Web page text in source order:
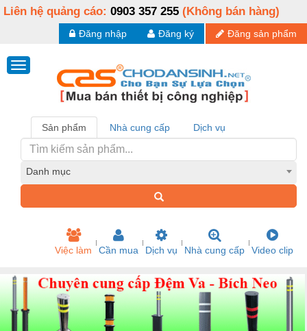
Liên hệ quảng cáo: 0903 357 255 (Không bán hàng)
Đăng sản phẩm
Đăng ký
Đăng nhập
Sản phẩm Nhà cung cấp Dịch vụ
Danh mục
Việc làm Cần mua Dịch vụ Nhà cung cấp Video clip